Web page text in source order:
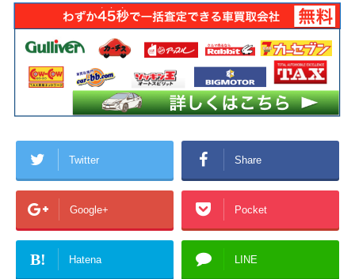
Twitter Share
Google+ Pocket
B! Hatena LINE